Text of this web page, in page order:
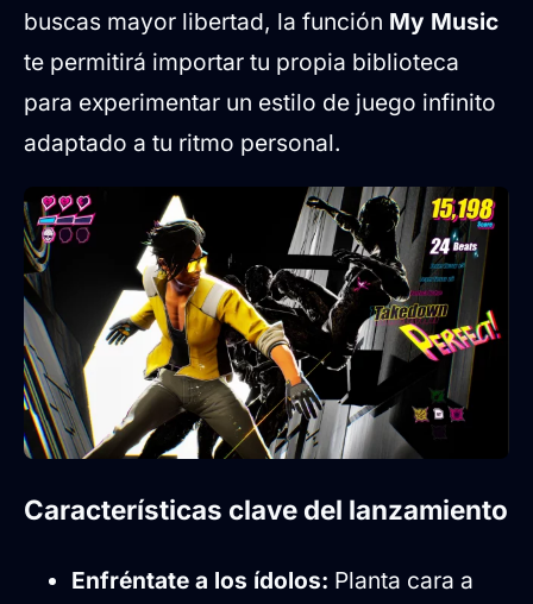
buscas mayor libertad, la función My Music
te permitirá importar tu propia biblioteca
para experimentar un estilo de juego infinito
adaptado a tu ritmo personal.
Características clave del lanzamiento
Enfréntate a los ídolos: Planta cara a